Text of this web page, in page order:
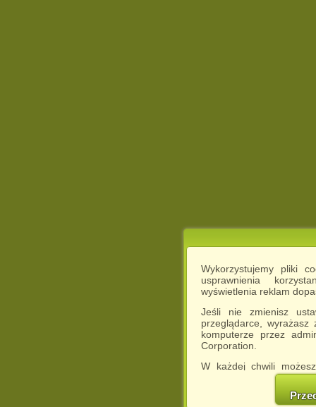
Wykorzystujemy pliki
usprawnienia
wyświetlenia reklam
Jeśli nie zmienisz
przeglądarce,
komputerze przez
Corporation.
W każdej chwili
cookies w swojej
w naszej
http://chomikuj.pl/